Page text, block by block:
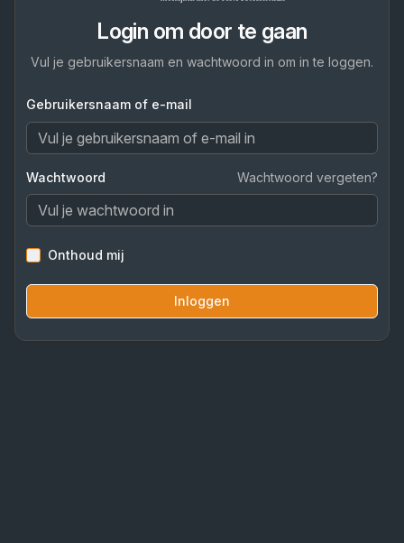
Login om door te gaan
Vul je gebruikersnaam en wachtwoord in om in te loggen.
Gebruikersnaam of e-mail
Wachtwoord Wachtwoord vergeten?
Onthoud mij
Inloggen